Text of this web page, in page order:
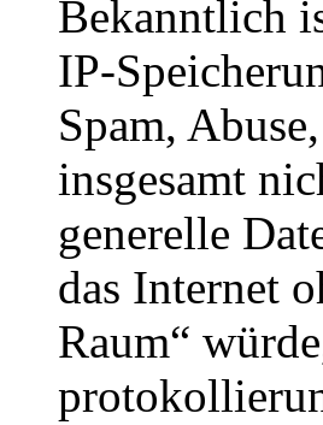
Bekanntlich
IP-
Spam,
insgesamt
generelle
das Internet
Raum“